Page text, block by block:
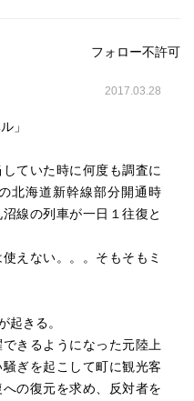
フォロー不許可
2017.03.28
」
ていた時に何度も調査に
北海道新幹線部分開通時
線の列車が一日１往復と
えない。。。そもそもミ
起きる。
きるようになった元陸上
ぎを起こして町に観光客
の復元を求め、反対者を